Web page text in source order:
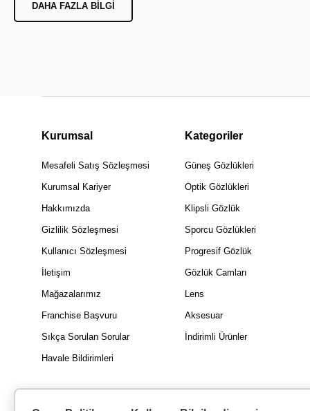
DAHA FAZLA BILGI
Kurumsal
Mesafeli Satış Sözleşmesi
Kurumsal Kariyer
Hakkımızda
Gizlilik Sözleşmesi
Kullanıcı Sözleşmesi
İletişim
Mağazalarımız
Franchise Başvuru
Sıkça Sorulan Sorular
Havale Bildirimleri
Kategoriler
Güneş Gözlükleri
Optik Gözlükleri
Klipsli Gözlük
Sporcu Gözlükleri
Progresif Gözlük
Gözlük Camları
Lens
Aksesuar
İndirimli Ürünler